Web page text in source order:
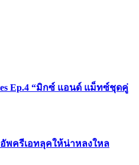
Ep.4 “มิกซ์ แอนด์ แม็ทซ์ชุดคู่
อัพครีเอทลุคให้น่าหลงใหล